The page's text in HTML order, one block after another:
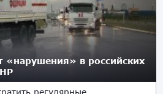
в российских
регулярные